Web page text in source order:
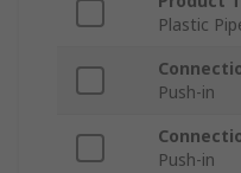
Plastic
Push-in
Push-in